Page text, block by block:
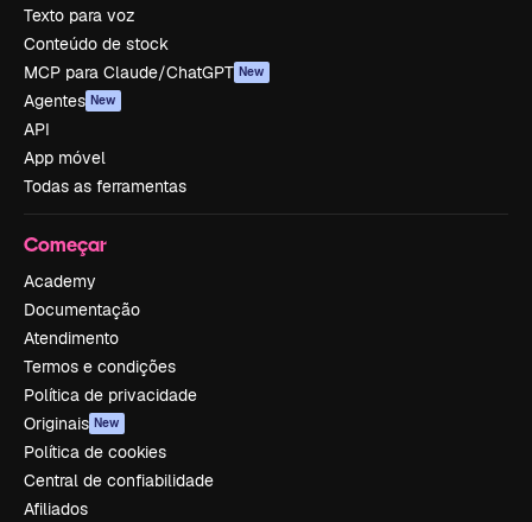
Texto para voz
Conteúdo de stock
MCP para Claude/ChatGPT New
Agentes New
API
App móvel
Todas as ferramentas
Começar
Academy
Documentação
Atendimento
Termos e condições
Política de privacidade
Originais New
Política de cookies
Central de confiabilidade
Afiliados